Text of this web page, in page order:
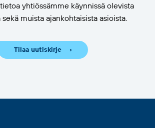
yhtiössämme käynnissä olevista
muista ajankohtaisista asioista.
Tilaa uutiskirje